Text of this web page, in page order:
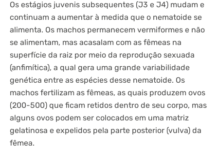
Os estágios juvenis subsequentes (J3 e J4) mudam e
continuam a aumentar à medida que o nematoide se
alimenta. Os machos permanecem vermiformes e não
se alimentam, mas acasalam com as fêmeas na
superfície da raiz por meio da reprodução sexuada
(anfimítica), a qual gera uma grande variabilidade
genética entre as espécies desse nematoide. Os
machos fertilizam as fêmeas, as quais produzem ovos
(200-500) que ficam retidos dentro de seu corpo, mas
alguns ovos podem ser colocados em uma matriz
gelatinosa e expelidos pela parte posterior (vulva) da
fêmea.